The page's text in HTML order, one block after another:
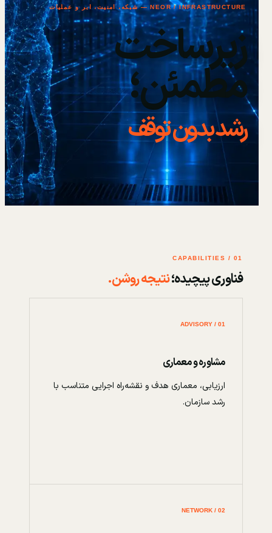
NEOR / INFRASTRUCTURE — شبکه، امنیت، ابر و عملیات
زیرساخت
مطمئن؛
رشد بدون توقف
01 / CAPABILITIES
فناوری پیچیده؛نتیجه روشن.
01 / ADVISORY
مشاوره و معماری
ارزیابی، معماری هدف و نقشه‌راه اجرایی متناسب با
رشد سازمان.
02 / NETWORK